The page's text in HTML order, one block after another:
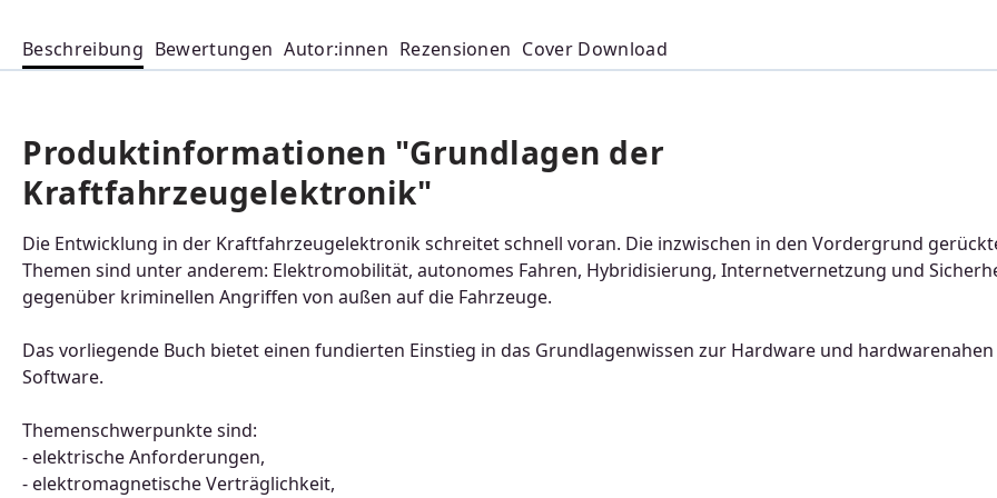
Beschreibung Bewertungen Autor:innen Rezensionen Cover Download
Produktinformationen "Grundlagen der
Kraftfahrzeugelektronik"
Die Entwicklung in der Kraftfahrzeugelektronik schreitet schnell voran. Die inzwischen in den Vordergrund
Themen sind unter anderem: Elektromobilität, autonomes Fahren, Hybridisierung, Internetvernetzung und
gegenüber kriminellen Angriffen von außen auf die Fahrzeuge.
Das vorliegende Buch bietet einen fundierten Einstieg in das Grundlagenwissen zur Hardware und hardwarenahen
Software.
Themenschwerpunkte sind:
- elektrische Anforderungen,
- elektromagnetische Verträglichkeit,